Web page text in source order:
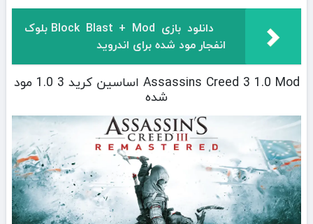
دانلود بازی Block Blast + Mod بلوک
انفجار مود شده برای اندروید
Assassins Creed 3 1.0 Mod اساسین کرید 3 1.0 مود
شده